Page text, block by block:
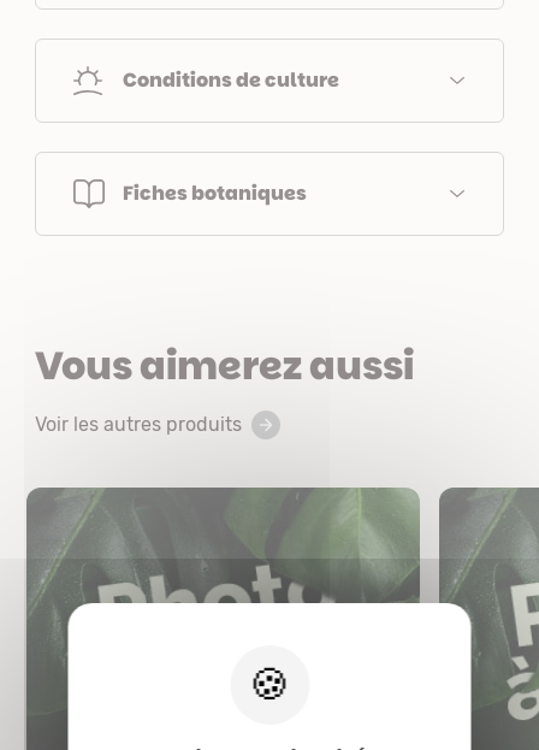
Conditions de culture
Fiches botaniques
Vous aimerez aussi
Voir les autres produits